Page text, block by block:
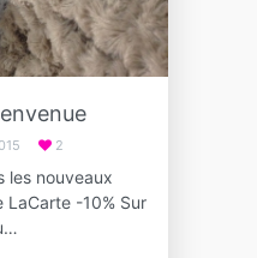
2
les nouveaux
-10% Sur